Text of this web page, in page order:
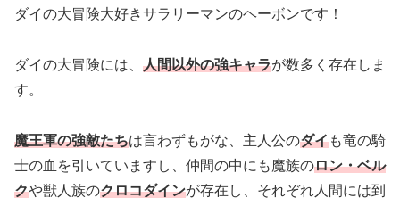
ダイの大冒険大好きサラリーマンのヘーボンです！
ダイの大冒険には、 人間以外の強キャラが数多く存在しま
す。
魔王軍の強敵たちは言わずもがな、主人公のダイも竜の騎
士の血を引いていますし、仲間の中にも魔族のロン・ベル
クや獣人族のクロコダインが存在し、それぞれ人間には到